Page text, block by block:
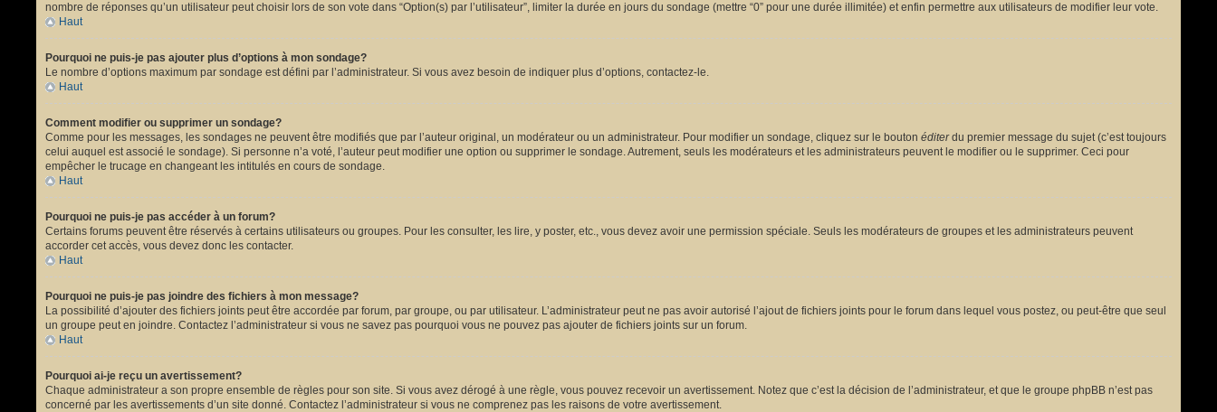
nombre de réponses qu’un utilisateur peut choisir lors de son vote dans “Option(s) par l’utilisateur”, limiter la durée en jours du sondage (mettre “0” pour une durée illimitée) et enfin permettre aux utilisateurs de modifier leur vote.
Haut
Pourquoi ne puis-je pas ajouter plus d’options à mon sondage?
Le nombre d’options maximum par sondage est défini par l’administrateur. Si vous avez besoin de indiquer plus d’options, contactez-le.
Haut
Comment modifier ou supprimer un sondage?
Comme pour les messages, les sondages ne peuvent être modifiés que par l’auteur original, un modérateur ou un administrateur. Pour modifier un sondage, cliquez sur le bouton éditerdu premier message du sujet (c’est toujours
celui auquel est associé le sondage). Si personne n’a voté, l’auteur peut modifier une option ou supprimer le sondage. Autrement, seuls les modérateurs et les administrateurs peuvent le modifier ou le supprimer. Ceci pour
empêcher le trucage en changeant les intitulés en cours de sondage.
Haut
Pourquoi ne puis-je pas accéder à un forum?
Certains forums peuvent être réservés à certains utilisateurs ou groupes. Pour les consulter, les lire, y poster, etc., vous devez avoir une permission spéciale. Seuls les modérateurs de groupes et les administrateurs peuvent
accorder cet accès, vous devez donc les contacter.
Haut
Pourquoi ne puis-je pas joindre des fichiers à mon message?
La possibilité d’ajouter des fichiers joints peut être accordée par forum, par groupe, ou par utilisateur. L’administrateur peut ne pas avoir autorisé l’ajout de fichiers joints pour le forum dans lequel vous postez, ou peut-être que seul
un groupe peut en joindre. Contactez l’administrateur si vous ne savez pas pourquoi vous ne pouvez pas ajouter de fichiers joints sur un forum.
Haut
Pourquoi ai-je reçu un avertissement?
Chaque administrateur a son propre ensemble de règles pour son site. Si vous avez dérogé à une règle, vous pouvez recevoir un avertissement. Notez que c’est la décision de l’administrateur, et que le groupe phpBB n’est pas
concerné par les avertissements d’un site donné. Contactez l’administrateur si vous ne comprenez pas les raisons de votre avertissement.